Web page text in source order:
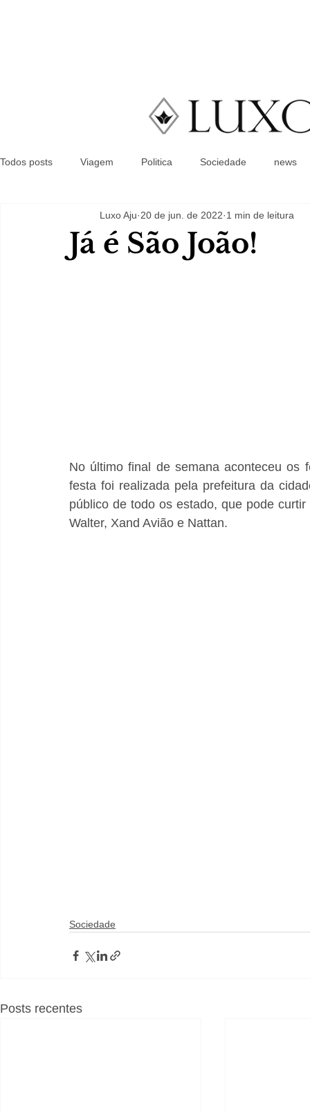
Todos posts Viagem Politica Sociedade news
Já é São João!
Luxo Aju 20 de jun. de 2022 1 min de leitura
No último final de semana aconteceu os
festa foi realizada pela prefeitura da
público de todo os estado, que pode
Walter, Xand Avião e Nattan.
Sociedade
Posts recentes